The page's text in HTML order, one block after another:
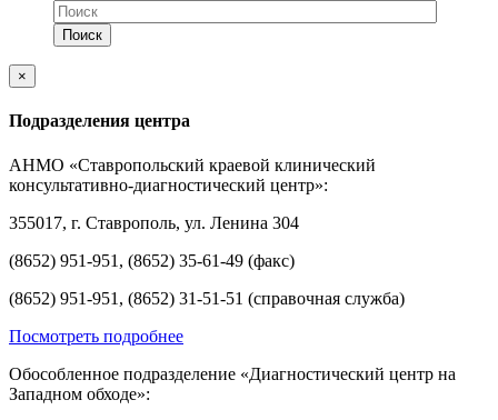
×
Подразделения центра
АНМО «Ставропольский краевой клинический
консультативно-диагностический центр»:
355017, г. Ставрополь, ул. Ленина 304
(8652) 951-951, (8652) 35-61-49 (факс)
(8652) 951-951, (8652) 31-51-51 (справочная служба)
Посмотреть подробнее
Обособленное подразделение «Диагностический центр на
Западном обходе»: